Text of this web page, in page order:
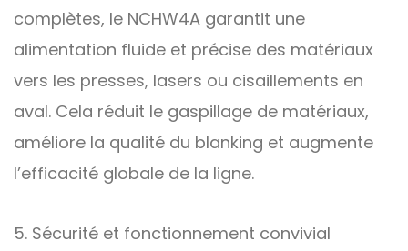
complètes, le NCHW4A garantit une
alimentation fluide et précise des matériaux
vers les presses, lasers ou cisaillements en
aval. Cela réduit le gaspillage de matériaux,
améliore la qualité du blanking et augmente
l’efficacité globale de la ligne.
5. Sécurité et fonctionnement convivial